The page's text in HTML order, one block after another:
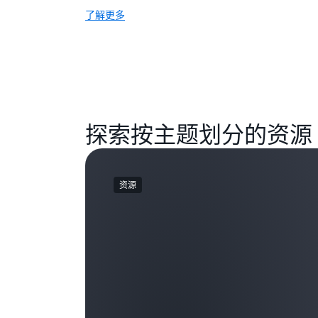
了解更多
探索按主题划分的资源
资源